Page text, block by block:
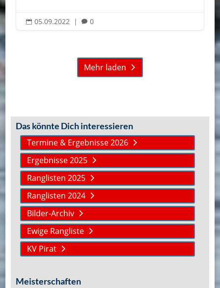
 05.09.2022 |  0
Mehr laden
Das könnte Dich interessieren
Termine & Ergebnisse 2026
Ergebnisse 2025
Ranglisten 2025
Ranglisten 2024
Bilder-Archiv
Ewige Rangliste
KV Pirat
Meisterschaften